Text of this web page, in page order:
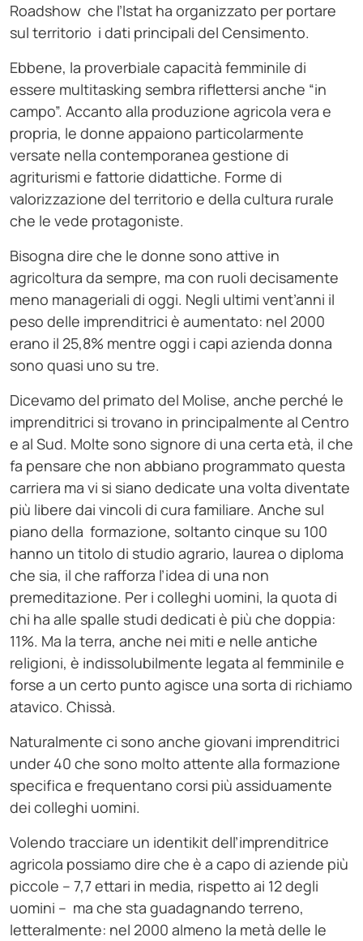
Roadshow che l’Istat ha organizzato per portare
sul territorio i dati principali del Censimento.
Ebbene, la proverbiale capacità femminile di
essere multitasking sembra riflettersi anche “in
campo”. Accanto alla produzione agricola vera e
propria, le donne appaiono particolarmente
versate nella contemporanea gestione di
agriturismi e fattorie didattiche. Forme di
valorizzazione del territorio e della cultura rurale
che le vede protagoniste.
Bisogna dire che le donne sono attive in
agricoltura da sempre, ma con ruoli decisamente
meno manageriali di oggi. Negli ultimi vent’anni il
peso delle imprenditrici è aumentato: nel 2000
erano il 25,8% mentre oggi i capi azienda donna
sono quasi uno su tre.
Dicevamo del primato del Molise, anche perché le
imprenditrici si trovano in principalmente al Centro
e al Sud. Molte sono signore di una certa età, il che
fa pensare che non abbiano programmato questa
carriera ma vi si siano dedicate una volta diventate
più libere dai vincoli di cura familiare. Anche sul
piano della formazione, soltanto cinque su 100
hanno un titolo di studio agrario, laurea o diploma
che sia, il che rafforza l’idea di una non
premeditazione. Per i colleghi uomini, la quota di
chi ha alle spalle studi dedicati è più che doppia:
11%. Ma la terra, anche nei miti e nelle antiche
religioni, è indissolubilmente legata al femminile e
forse a un certo punto agisce una sorta di richiamo
atavico. Chissà.
Naturalmente ci sono anche giovani imprenditrici
under 40 che sono molto attente alla formazione
specifica e frequentano corsi più assiduamente
dei colleghi uomini.
Volendo tracciare un identikit dell’imprenditrice
agricola possiamo dire che è a capo di aziende più
piccole – 7,7 ettari in media, rispetto ai 12 degli
uomini – ma che sta guadagnando terreno,
letteralmente: nel 2000 almeno la metà delle le